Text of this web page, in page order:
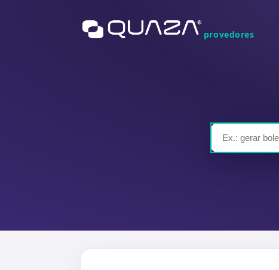
provedores